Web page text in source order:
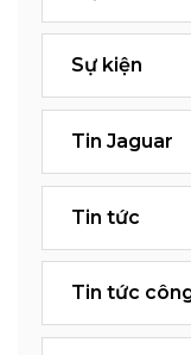
Sự kiện
Tin Jaguar
Tin tức
Tin tức